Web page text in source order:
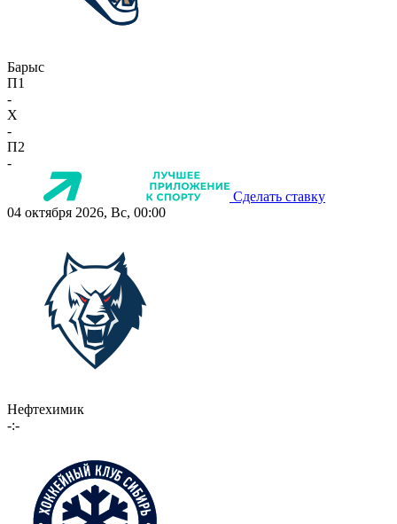
Барыс
П1
-
X
-
П2
-
Сделать ставку
04 октября 2026, Вс, 00:00
Нефтехимик
-:-